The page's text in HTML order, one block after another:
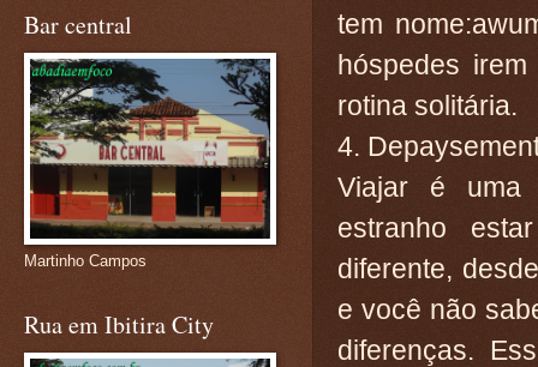
tem
hóspedes
rotina solitária.
4.
Viajar é uma
estranho
diferente,
e você não
diferenças.
Bar central
Martinho Campos
Rua em Ibitira City